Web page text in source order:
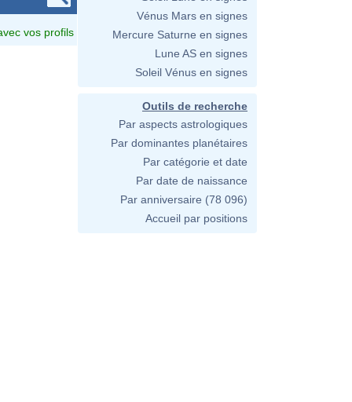
vos profils
Vénus Mars en signes
Mercure Saturne en signes
Lune AS en signes
Soleil Vénus en signes
Outils de recherche
Par aspects astrologiques
Par dominantes planétaires
Par catégorie et date
Par date de naissance
Par anniversaire (78 096)
Accueil par positions